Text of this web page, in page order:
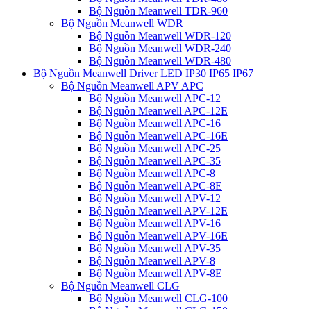
Bộ Nguồn Meanwell TDR-960
Bộ Nguồn Meanwell WDR
Bộ Nguồn Meanwell WDR-120
Bộ Nguồn Meanwell WDR-240
Bộ Nguồn Meanwell WDR-480
Bộ Nguồn Meanwell Driver LED IP30 IP65 IP67
Bộ Nguồn Meanwell APV APC
Bộ Nguồn Meanwell APC-12
Bộ Nguồn Meanwell APC-12E
Bộ Nguồn Meanwell APC-16
Bộ Nguồn Meanwell APC-16E
Bộ Nguồn Meanwell APC-25
Bộ Nguồn Meanwell APC-35
Bộ Nguồn Meanwell APC-8
Bộ Nguồn Meanwell APC-8E
Bộ Nguồn Meanwell APV-12
Bộ Nguồn Meanwell APV-12E
Bộ Nguồn Meanwell APV-16
Bộ Nguồn Meanwell APV-16E
Bộ Nguồn Meanwell APV-35
Bộ Nguồn Meanwell APV-8
Bộ Nguồn Meanwell APV-8E
Bộ Nguồn Meanwell CLG
Bộ Nguồn Meanwell CLG-100